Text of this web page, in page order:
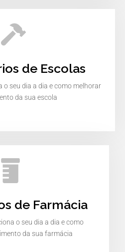
de Escolas
o seu dia a dia e como melhorar
da sua escola
de Farmácia
o seu dia a dia e como
da sua farmácia